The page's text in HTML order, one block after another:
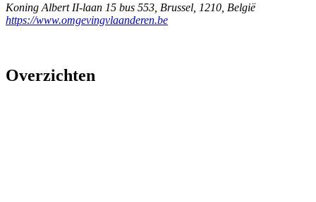
Koning Albert II-laan 15 bus 553 Brussel 1210 België
https://www.omgevingvlaanderen.be
Overzichten